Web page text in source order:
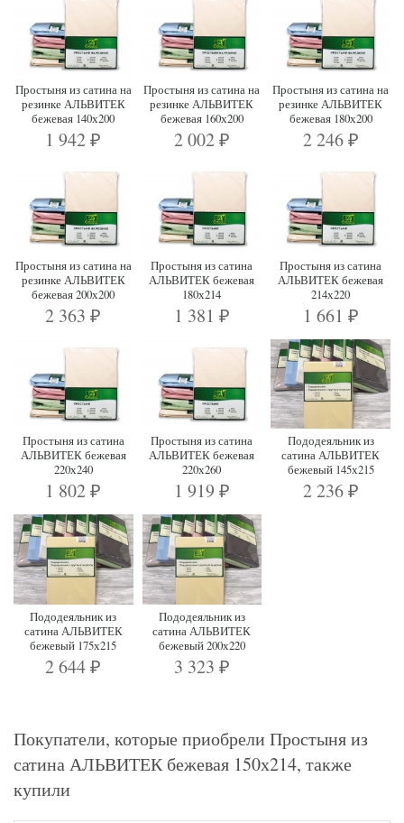
Простыня из сатина на
резинке АЛЬВИТЕК
бежевая 140х200
1 942₽
Простыня из сатина на
резинке АЛЬВИТЕК
бежевая 160х200
2 002 ₽
Простыня из сатина на
резинке АЛЬВИТЕК
бежевая 180х200
2 246 ₽
Простыня из сатина на
резинке АЛЬВИТЕК
бежевая 200х200
2 363₽
Простыня из сатина
АЛЬВИТЕК бежевая
180х214
1 381 ₽
Простыня из сатина
АЛЬВИТЕК бежевая
214х220
1 661 ₽
Простыня из сатина
АЛЬВИТЕК бежевая
220х240
1 802₽
Простыня из сатина
АЛЬВИТЕК бежевая
220х260
1 919 ₽
Пододеяльник из
сатина АЛЬВИТЕК
бежевый 145х215
2 236 ₽
Пододеяльник из
сатина АЛЬВИТЕК
бежевый 175х215
2 644₽
Пододеяльник из
сатина АЛЬВИТЕК
бежевый 200х220
3 323 ₽
Покупатели, которые приобрели Простыня из
сатина АЛЬВИТЕК бежевая 150х214, также
купили